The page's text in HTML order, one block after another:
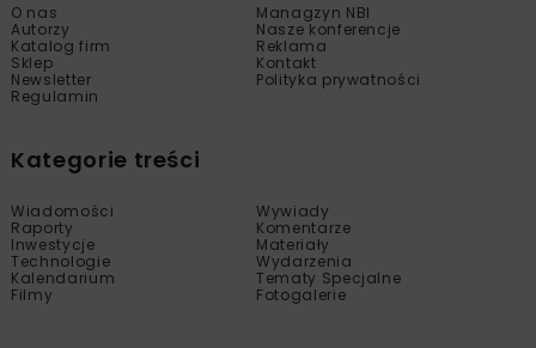
O nas
Managzyn NBI
Autorzy
Nasze konferencje
Katalog firm
Reklama
Sklep
Kontakt
Newsletter
Polityka prywatności
Regulamin
Kategorie treści
Wiadomości
Wywiady
Raporty
Komentarze
Inwestycje
Materiały
Technologie
Wydarzenia
Kalendarium
Tematy Specjalne
Filmy
Fotogalerie